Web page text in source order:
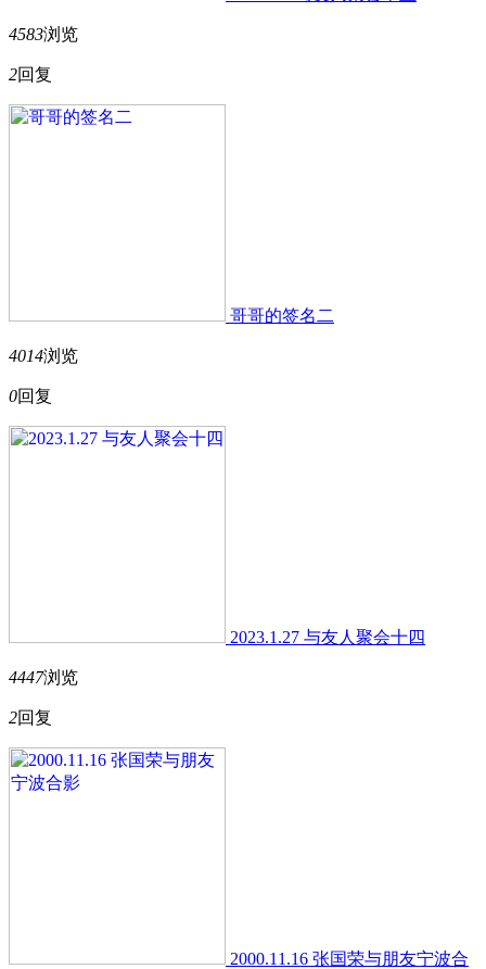
4583浏览
2回复
哥哥的签名二
4014浏览
0回复
2023.1.27 与友人聚会十四
4447浏览
2回复
2000.11.16 张国荣与朋友宁波合